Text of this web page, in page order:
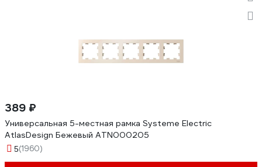
389 ₽
Универсальная 5-местная рамка Systeme Electric
AtlasDesign Бежевый ATN000205
5(1960)